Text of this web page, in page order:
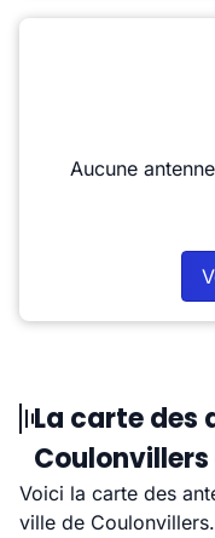
Aucune
La carte des
Voici la carte des
ville de